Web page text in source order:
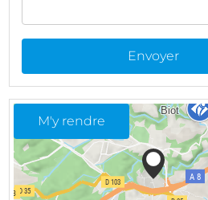
Envoyer
M'y rendre